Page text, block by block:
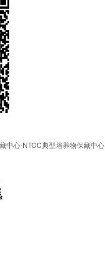
中心-NTCC典型培养物保藏中心